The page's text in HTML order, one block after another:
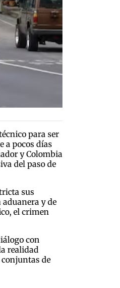
para ser
a pocos días
y Colombia
del paso de
sus
y de
el crimen
con
realidad
de